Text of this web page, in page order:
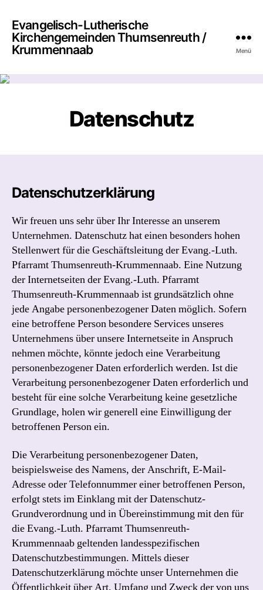
Evangelisch-Lutherische
Kirchengemeinden Thumsenreuth /
Krummennaab
Menü
Datenschutz
Datenschutzerklärung
Wir freuen uns sehr über Ihr Interesse an unserem
Unternehmen. Datenschutz hat einen besonders hohen
Stellenwert für die Geschäftsleitung der Evang.-Luth.
Pfarramt Thumsenreuth-Krummennaab. Eine Nutzung
der Internetseiten der Evang.-Luth. Pfarramt
Thumsenreuth-Krummennaab ist grundsätzlich ohne
jede Angabe personenbezogener Daten möglich. Sofern
eine betroffene Person besondere Services unseres
Unternehmens über unsere Internetseite in Anspruch
nehmen möchte, könnte jedoch eine Verarbeitung
personenbezogener Daten erforderlich werden. Ist die
Verarbeitung personenbezogener Daten erforderlich und
besteht für eine solche Verarbeitung keine gesetzliche
Grundlage, holen wir generell eine Einwilligung der
betroffenen Person ein.
Die Verarbeitung personenbezogener Daten,
beispielsweise des Namens, der Anschrift, E-Mail-
Adresse oder Telefonnummer einer betroffenen Person,
erfolgt stets im Einklang mit der Datenschutz-
Grundverordnung und in Übereinstimmung mit den für
die Evang.-Luth. Pfarramt Thumsenreuth-
Krummennaab geltenden landesspezifischen
Datenschutzbestimmungen. Mittels dieser
Datenschutzerklärung möchte unser Unternehmen die
Öffentlichkeit über Art, Umfang und Zweck der von uns